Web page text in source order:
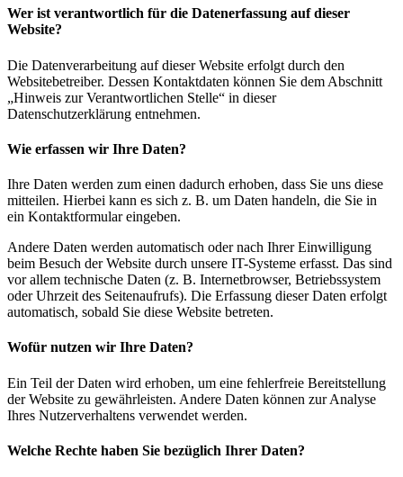
Wer ist verantwortlich für die Datenerfassung auf dieser
Website?
Die Datenverarbeitung auf dieser Website erfolgt durch den
Websitebetreiber. Dessen Kontaktdaten können Sie dem Abschnitt
„Hinweis zur Verantwortlichen Stelle“ in dieser
Datenschutzerklärung entnehmen.
Wie erfassen wir Ihre Daten?
Ihre Daten werden zum einen dadurch erhoben, dass Sie uns diese
mitteilen. Hierbei kann es sich z. B. um Daten handeln, die Sie in
ein Kontaktformular eingeben.
Andere Daten werden automatisch oder nach Ihrer Einwilligung
beim Besuch der Website durch unsere IT-Systeme erfasst. Das sind
vor allem technische Daten (z. B. Internetbrowser, Betriebssystem
oder Uhrzeit des Seitenaufrufs). Die Erfassung dieser Daten erfolgt
automatisch, sobald Sie diese Website betreten.
Wofür nutzen wir Ihre Daten?
Ein Teil der Daten wird erhoben, um eine fehlerfreie Bereitstellung
der Website zu gewährleisten. Andere Daten können zur Analyse
Ihres Nutzerverhaltens verwendet werden.
Welche Rechte haben Sie bezüglich Ihrer Daten?